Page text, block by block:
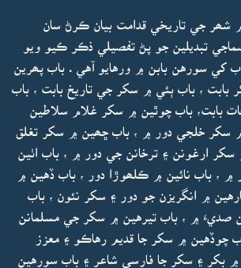
شھر جي تاريخي قدامت بيان ڪرڻ سان
سماجي تبديلين جو پڻ تفصيلي ذڪر ڪيو ويو
کي سورهن بابن ۾ ورهايو آهي . باب پھرين
بابت ، باب ٻئي ۾ سکر جي تاريخ بابت ، باب
بابت، باب چوٿين ۾ سکر غلام سلاطين
۾ سکر خلجي دور ۾ ، باب ڇھين ۾ سکر تغلق
ارغونن ۽ ترخانن جي دور ۾ ، باب اٺين
، باب نائين ۾ ڪلھوڙا دور ، باب ڏهين ۾
۾ انگريزن جو دور ۽ سکر نئون ، باب
صديءَ ۾ ، باب تيرهين ۾ سکر جي مسلمانن
چوڏهين ۾ سکر جا قديم رهاڪو ۽ معزز
۾ بکر ۽ سکر جا فارسي شاعر ۽ باب سورهين